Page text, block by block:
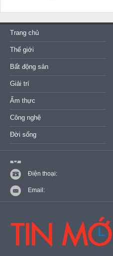
Trang chủ
Thế giới
Bất động sản
Giải trí
Ẩm thực
Công nghệ
Đời sống
Điện thoại:
Email: